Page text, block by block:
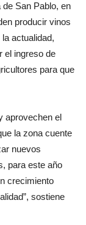
San Pablo, en
producir vinos
actualidad,
el ingreso de
para que
aprovechen el
la zona cuente
nuevos
para este año
crecimiento
sostiene